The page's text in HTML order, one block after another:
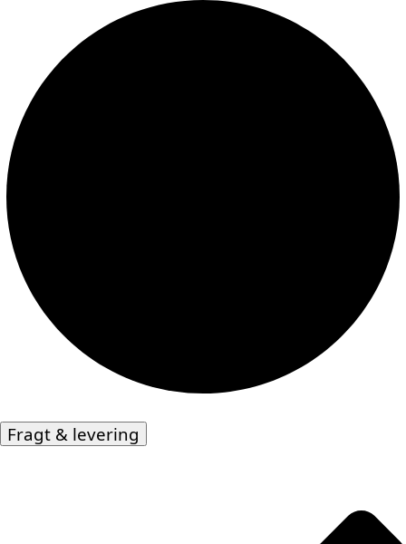
Fragt & levering